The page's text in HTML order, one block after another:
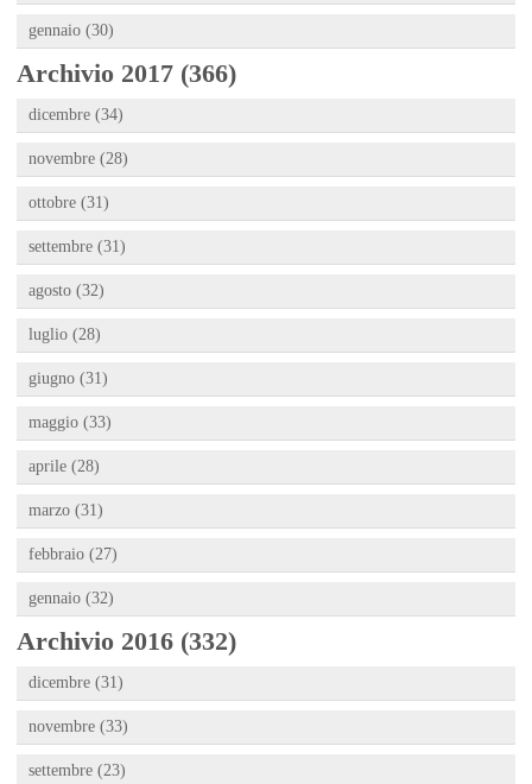
gennaio (30)
Archivio 2017 (366)
dicembre (34)
novembre (28)
ottobre (31)
settembre (31)
agosto (32)
luglio (28)
giugno (31)
maggio (33)
aprile (28)
marzo (31)
febbraio (27)
gennaio (32)
Archivio 2016 (332)
dicembre (31)
novembre (33)
settembre (23)